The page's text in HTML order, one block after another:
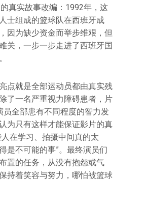
真实故事改编：1992年，这
士组成的篮球队在西班牙成
因为缺少资金而举步维艰，但
关，一步一步走进了西班牙国
点就是全部运动员都由真实残
了一名严重视力障碍患者，片
员全部患有不同程度的智力发
为只有这样才能保证影片的真
人在学习、拍摄中间真的太
是不可能的事”。最终演员们
置的任务，从没有抱怨或气
持着笑容与努力，哪怕被篮球